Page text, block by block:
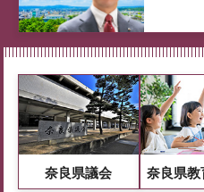
奈良県議会 奈良県教